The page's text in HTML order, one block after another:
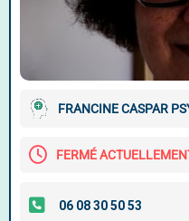
FRANCINE CASPAR
FERMÉ